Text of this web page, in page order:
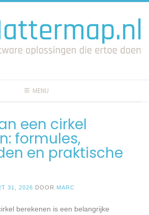
MENU
een cirkel
formules,
en praktische
31, 2026 DOOR MARC
berekenen is een belangrijke